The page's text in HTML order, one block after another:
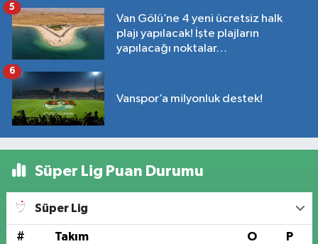
Van Gölü’ne 4 yeni ücretsiz halk
plajı yapılacak! İşte plajların
yapılacağı noktalar…
5
Vanspor’a milyonluk destek!
6
Süper Lig Puan Durumu
Süper Lig
# Takım O P